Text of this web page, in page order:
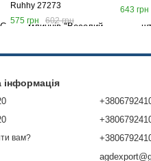
Ruhhy 27273
575 грн
602 грн
643 грн
інформація
вам?